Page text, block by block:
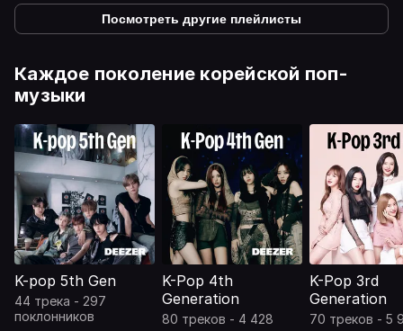
Посмотреть другие плейлисты
Каждое поколение корейской поп-
музыки
K-pop 5th Gen
44 трека - 297
поклонников
K-Pop 4th
Generation
80 треков - 4 428
K-Pop 3rd
Generation
70 треков - 5